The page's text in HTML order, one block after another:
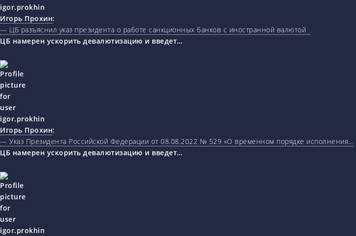
Игорь Прохин:
— ЦБ разъяснил указ президента о работе санкционных банков с иностранной валютой
ЦБ намерен ускорить девалютизацию и введет…
Игорь Прохин:
— Указ Президента Российской Федерации от 08.08.2022 № 529 «О временном порядке исполнения…
ЦБ намерен ускорить девалютизацию и введет…